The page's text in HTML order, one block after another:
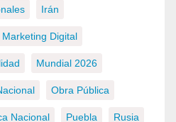
Irán
Marketing Digital
Mundial 2026
Obra Pública
Nacional Puebla Rusia